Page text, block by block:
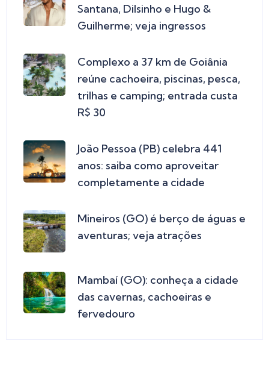
Santana, Dilsinho e Hugo &
Guilherme; veja ingressos
Complexo a 37 km de Goiânia
reúne cachoeira, piscinas, pesca,
trilhas e camping; entrada custa
R$ 30
João Pessoa (PB) celebra 441
anos: saiba como aproveitar
completamente a cidade
Mineiros (GO) é berço de águas e
aventuras; veja atrações
Mambaí (GO): conheça a cidade
das cavernas, cachoeiras e
fervedouro